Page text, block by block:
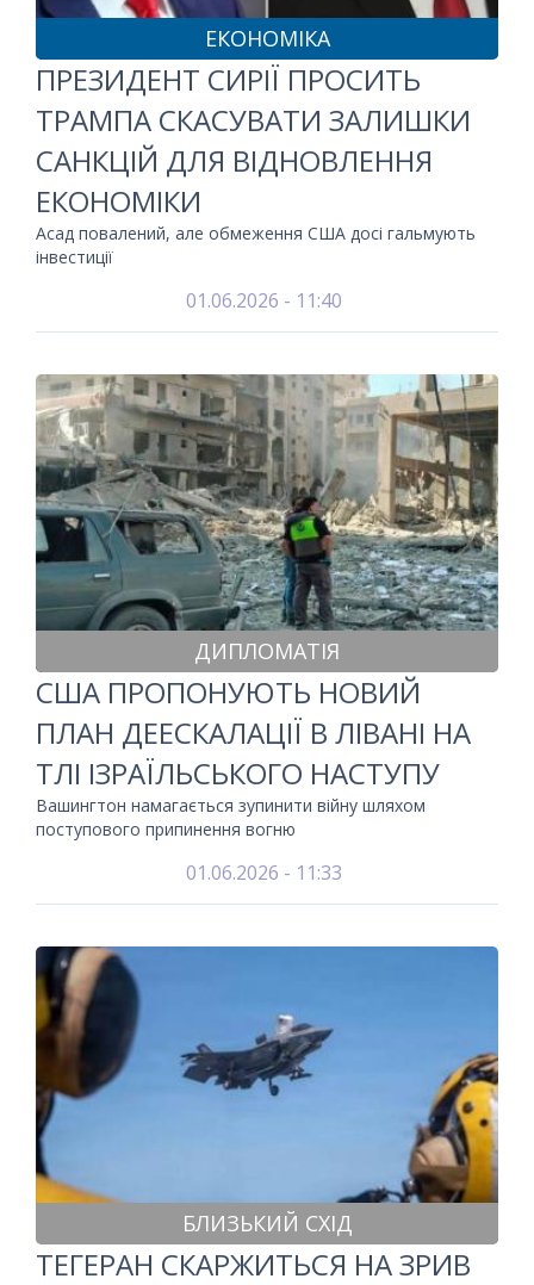
ЕКОНОМІКА
ПРЕЗИДЕНТ СИРІЇ ПРОСИТЬ
ТРАМПА СКАСУВАТИ ЗАЛИШКИ
САНКЦІЙ ДЛЯ ВІДНОВЛЕННЯ
ЕКОНОМІКИ
Асад повалений, але обмеження США досі гальмують
інвестиції
01.06.2026 - 11:40
ДИПЛОМАТІЯ
США ПРОПОНУЮТЬ НОВИЙ
ПЛАН ДЕЕСКАЛАЦІЇ В ЛІВАНІ НА
ТЛІ ІЗРАЇЛЬСЬКОГО НАСТУПУ
Вашингтон намагається зупинити війну шляхом
поступового припинення вогню
01.06.2026 - 11:33
БЛИЗЬКИЙ СХІД
ТЕГЕРАН СКАРЖИТЬСЯ НА ЗРИВ